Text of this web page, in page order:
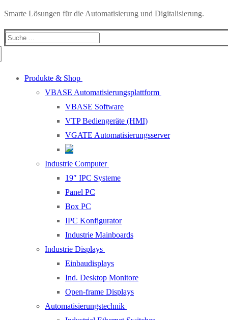
Smarte Lösungen für die Automatisierung und Digitalisierung.
Produkte & Shop
VBASE Automatisierungsplattform
VBASE Software
VTP Bediengeräte (HMI)
VGATE Automatisierungsserver
Industrie Computer
19″ IPC Systeme
Panel PC
Box PC
IPC Konfigurator
Industrie Mainboards
Industrie Displays
Einbaudisplays
Ind. Desktop Monitore
Open-frame Displays
Automatisierungstechnik